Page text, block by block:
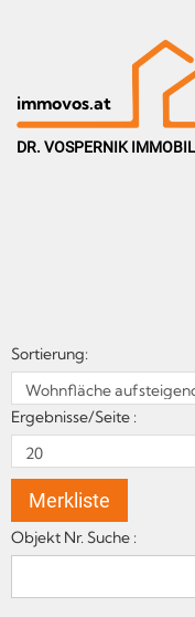
immovos.at
DR. VOSPERNIK
Sortierung:
Ergebnisse/Seite :
Merkliste
Objekt Nr. Suche :